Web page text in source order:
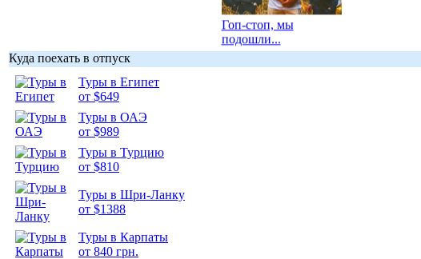
Гоп-стоп, мы
подошли...
Куда поехать в отпуск
Туры в Египет
от $649
Туры в ОАЭ
от $989
Туры в Турцию
от $810
Туры в Шри-Ланку
от $1388
Туры в Карпаты
от 840 грн.